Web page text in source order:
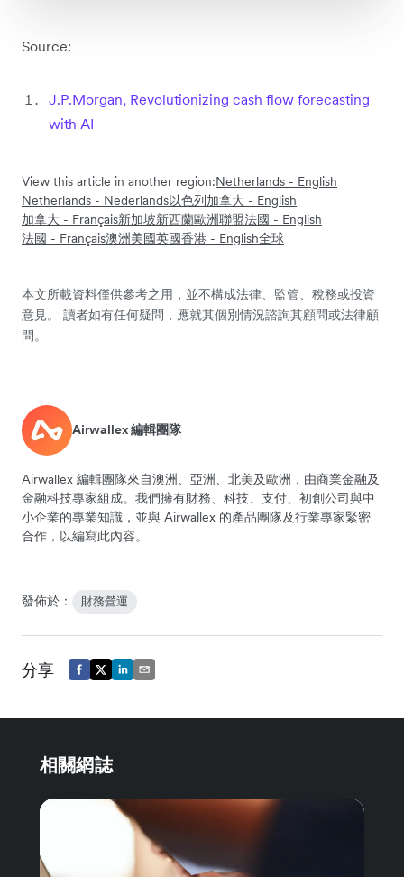
Source:
J.P.Morgan, Revolutionizing cash flow forecasting
with AI
View this article in another region:Netherlands - English
Netherlands - Nederlands以色列加拿大 - English
加拿大 - Français新加坡新西蘭歐洲聯盟法國 - English
法國 - Français澳洲美國英國香港 - English全球
本文所載資料僅供參考之用，並不構成法律、監管、稅務或投資
意見。 讀者如有任何疑問，應就其個別情況諮詢其顧問或法律顧
問。
Airwallex 編輯團隊
Airwallex 編輯團隊來自澳洲、亞洲、北美及歐洲，由商業金融及
金融科技專家組成。我們擁有財務、科技、支付、初創公司與中
小企業的專業知識，並與 Airwallex 的產品團隊及行業專家緊密
合作，以編寫此內容。
發佈於： 財務營運
分享
相關網誌